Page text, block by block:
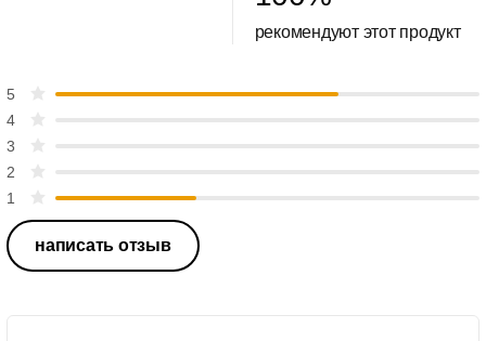
рекомендуют этот продукт
5
4
3
2
1
написать отзыв